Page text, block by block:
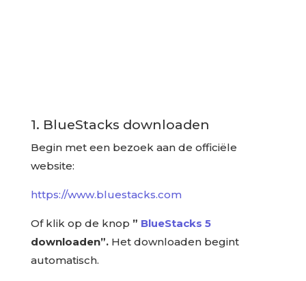
1. BlueStacks downloaden
Begin met een bezoek aan de officiële
website:
https://www.bluestacks.com
Of klik op de knop ” BlueStacks 5
downloaden”.Het downloaden begint
automatisch.